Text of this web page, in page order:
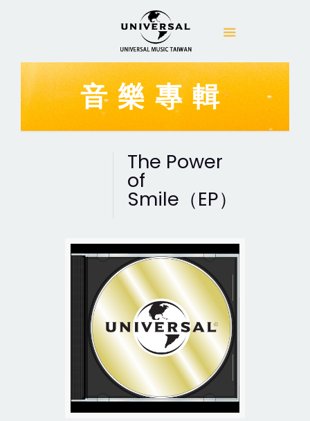
音樂專輯
The Power
of
Smile（EP）